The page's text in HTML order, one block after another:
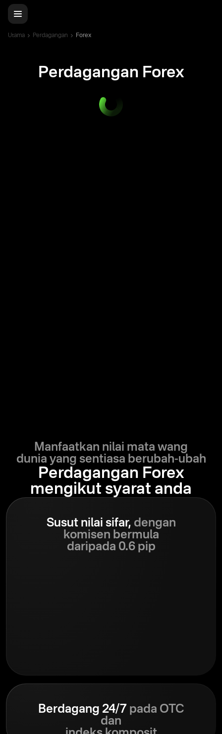
Utama Perdagangan Forex
Perdagangan Forex
Manfaatkan nilai mata wang
dunia yang sentiasa berubah-ubah
Perdagangan Forex
mengikut syarat anda
Susut nilai sifar, dengan
komisen bermula
daripada 0.6 pip
Berdagang 24/7 pada OTC
dan